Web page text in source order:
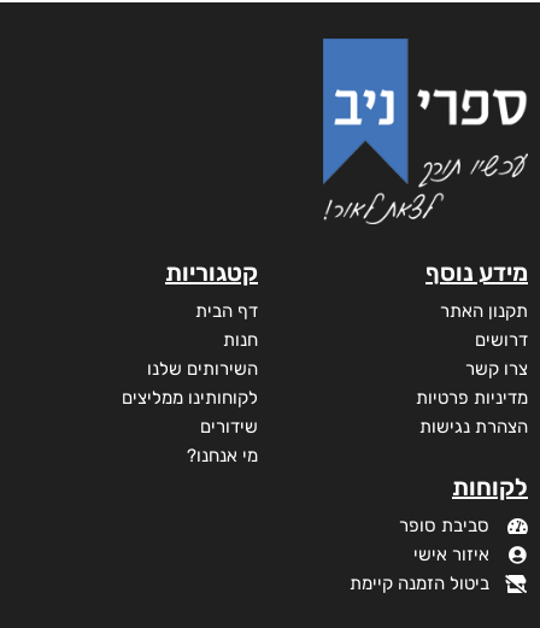
מידע נוסף
תקנון האתר
דרושים
צרו קשר
מדיניות פרטיות
הצהרת נגישות
לקוחות
סביבת סופר
איזור אישי
ביטול הזמנה קיימת
קטגוריות
דף הבית
חנות
השירותים שלנו
לקוחותינו ממליצים
שידורים
מי אנחנו?